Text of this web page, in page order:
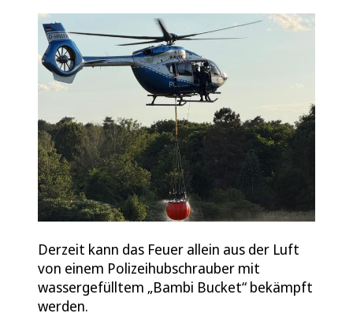
Derzeit kann das Feuer allein aus der Luft
von einem Polizeihubschrauber mit
wassergefülltem „Bambi Bucket“ bekämpft
werden.